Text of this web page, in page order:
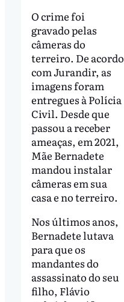
O crime foi
gravado pelas
câmeras do
terreiro. De acordo
com Jurandir, as
imagens foram
entregues à Polícia
Civil. Desde que
passou a receber
ameaças, em 2021,
Mãe Bernadete
mandou instalar
câmeras em sua
casa e no terreiro.
Nos últimos anos,
Bernadete lutava
para que os
mandantes do
assassinato do seu
filho, Flávio